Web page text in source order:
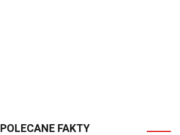
POLECANE FAKTY